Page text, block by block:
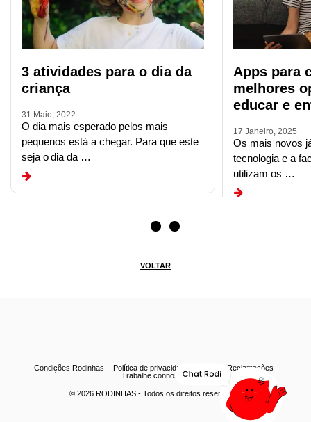
3 atividades para o dia da
criança
31 Maio, 2022
O dia mais esperado pelos mais
pequenos está a chegar. Para que este
seja o dia da …
Apps para
melhores
educar e
17 Janeiro, 2025
Os mais novos
tecnologia e a
utilizam os …
VOLTAR
© 2026 RODINHAS - Todos os direitos reservados
Condições Rodinhas Política de privacidade
Livro de Reclamações
Trabalhe connosco